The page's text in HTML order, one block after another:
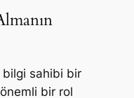
bilgi sahibi bir
bir rol